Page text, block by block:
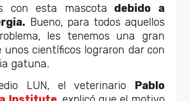
con esta mascota debido a
Bueno, para todos aquellos
les tenemos una gran
unos científicos lograron dar con
gatuna.
LUN, el veterinario
Pablo